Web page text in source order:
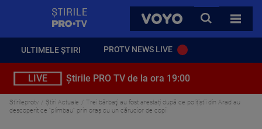
VOYO
CAUTA
TOATE
ULTIMELE ȘTIRI PROTV NEWS LIVE
LIVE Știrile PRO TV de la ora 19:00
Stirileprotv Știri Actuale
Trei bărbaţi au fost arestați după ce polițiștii din Arad au
descoperit ce ”plimbau” prin oraș cu un cărucior de copii